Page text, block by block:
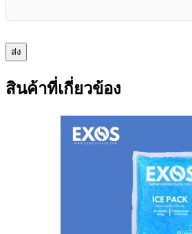
ส่ง
สินค้าที่เกี่ยวข้อง